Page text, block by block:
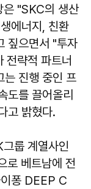
은 "SKC의 생산
에너지, 친환
짚으면서 "투자
전략적 파트너
는 진행 중인 프
도를 끌어올리
고 밝혔다.
룹 계열사인
로 베트남에 전
퐁 DEEP C